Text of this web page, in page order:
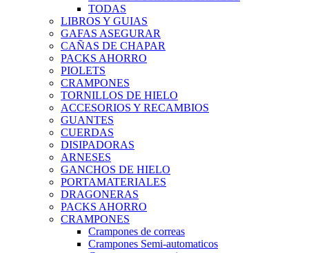
TODAS
LIBROS Y GUIAS
GAFAS ASEGURAR
CAÑAS DE CHAPAR
PACKS AHORRO
PIOLETS
CRAMPONES
TORNILLOS DE HIELO
ACCESORIOS Y RECAMBIOS
GUANTES
CUERDAS
DISIPADORAS
ARNESES
GANCHOS DE HIELO
PORTAMATERIALES
DRAGONERAS
PACKS AHORRO
CRAMPONES
Crampones de correas
Crampones Semi-automaticos